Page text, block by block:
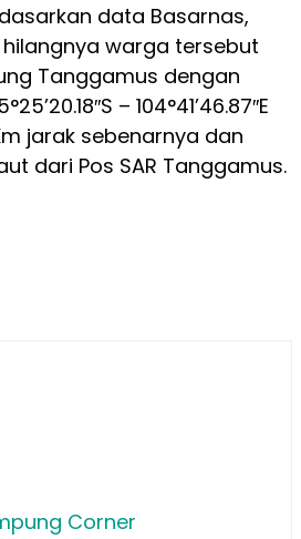
data Basarnas,
warga tersebut
Tanggamus dengan
– 104°41’46.87″E
jarak sebenarnya dan
dari Pos SAR Tanggamus.
Corner